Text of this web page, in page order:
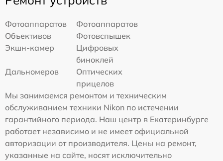
Фотоаппаратов
Фотоаппаратов
Объективов
Фотовспышек
Экшн-камер
Цифровых
биноклей
Дальномеров
Оптических
прицелов
Мы занимаемся ремонтом и техническим
обслуживанием техники Nikon по истечении
гарантийного периода. Наш центр в Екатеринбурге
работает независимо и не имеет официальной
авторизации от производителя. Цены на ремонт,
указанные на сайте, носят исключительно